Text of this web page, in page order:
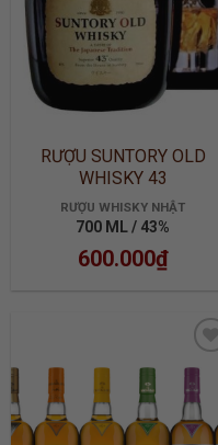
RƯỢU SUNTORY OLD
WHISKY 43
RƯỢU WHISKY NHẬT
700 ML / 43%
600.000₫
ADD TO
WISHLIST